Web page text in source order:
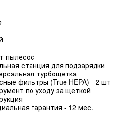
станция для подзарядки
турбощетка
фильтры (True HEPA) - 2 шт
по уходу за щеткой
гарантия ‐ 12 мес.